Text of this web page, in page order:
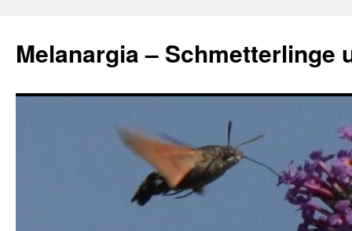
springen
Melanargia – Schmetterlinge